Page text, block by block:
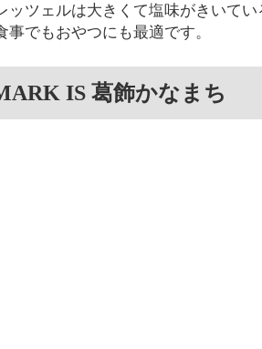
ッツェルは大きくて塩味がきいて
事でもおやつにも最適です。
IS 葛飾かなまち